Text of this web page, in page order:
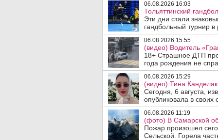
06.08.2026 16:03
Тольяттинский
Эти дни стали
гандбольный турнир
06.08.2026 15:55
(видео) Водитель
18+ Страшное ДТП
года рождения не
06.08.2026 15:29
(видео) Тина
Сегодня, 6 августа,
опубликовала в своих
06.08.2026 11:19
(фото) В Самарской
Пожар произошел
Сельской. Горела